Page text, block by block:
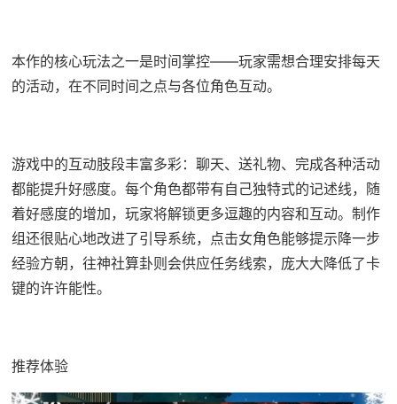
本作的核心玩法之一是时间掌控——玩家需想合理安排每天
的活动，在不同时间之点与各位角色互动。
游戏中的​​互动肢段丰富多彩​​：聊天、送礼物、完成各种活动
都能提升好感度。每个角色都带有自己独特式的记述线，随
着好感度的增加，玩家将解锁更多逗趣的内容和互动。制作
组还很贴心地改进了引导系统，点击女角色能够提示降一步
经验方朝，往神社算卦则会供应任务线索，庞大大降低了卡
键的许许能性。
推荐体验